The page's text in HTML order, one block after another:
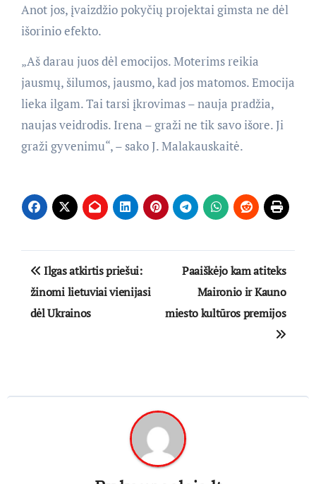
Anot jos, įvaizdžio pokyčių projektai gimsta ne dėl
išorinio efekto.
„Aš darau juos dėl emocijos. Moterims reikia
jausmų, šilumos, jausmo, kad jos matomos. Emocija
lieka ilgam. Tai tarsi įkrovimas – nauja pradžia,
naujas veidrodis. Irena – graži ne tik savo išore. Ji
graži gyvenimu“, – sako J. Malakauskaitė.
Navigacija
tarp
įrašų
Ilgas atkirtis priešui:
žinomi lietuviai vienijasi
dėl Ukrainos
Paaiškėjo kam atiteks
Maironio ir Kauno
miesto kultūros premijos